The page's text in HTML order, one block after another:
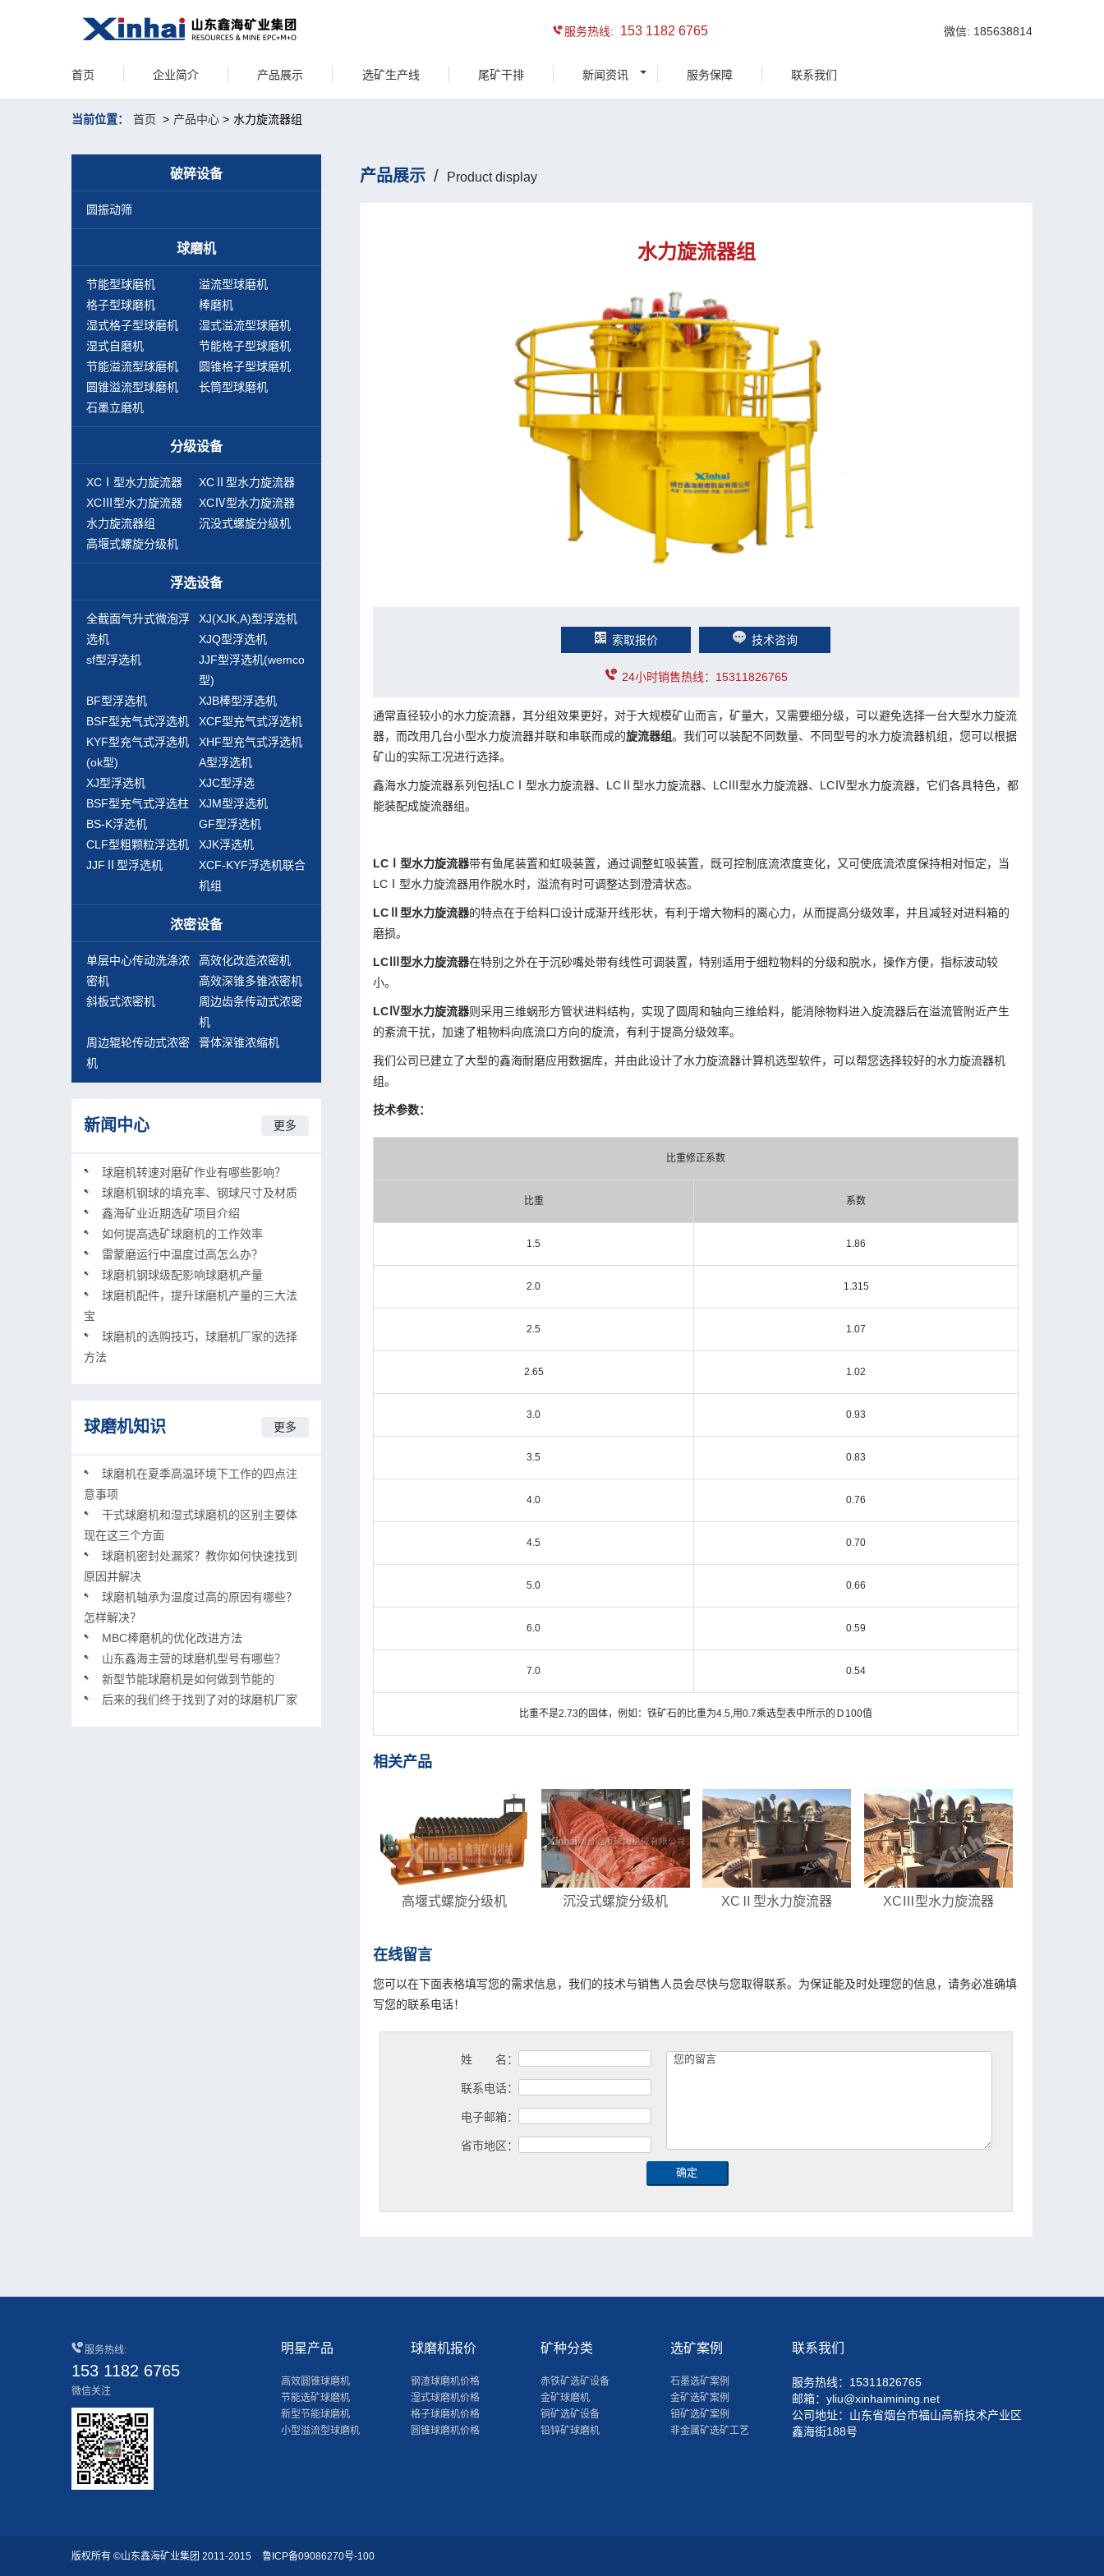
服务热线: 153 1182 6765 微信: 185638814
首页 企业简介 产品展示 选矿生产线 尾矿干排 新闻资讯 服务保障 联系我们
当前位置： 首页 > 产品中心 > 水力旋流器组
产品展示 / Product display
水力旋流器组
索取报价 技术咨询
24小时销售热线：15311826765
通常直径较小的水力旋流器，其分组效果更好，对于大规模矿山而言，矿量大，又需要细分级，可以避免选择一台大型水力旋流
器，而改用几台小型水力旋流器并联和串联而成的旋流器组。我们可以装配不同数量、不同型号的水力旋流器机组，您可以根据
矿山的实际工况进行选择。
鑫海水力旋流器系列包括LCⅠ型水力旋流器、LCⅡ型水力旋流器、LCⅢ型水力旋流器、LCⅣ型水力旋流器，它们各具特色，都
能装配成旋流器组。
LCⅠ型水力旋流器带有鱼尾装置和虹吸装置，通过调整虹吸装置，既可控制底流浓度变化，又可使底流浓度保持相对恒定，当
LCⅠ型水力旋流器用作脱水时，溢流有时可调整达到澄清状态。
LCⅡ型水力旋流器的特点在于给料口设计成渐开线形状，有利于增大物料的离心力，从而提高分级效率，并且减轻对进料箱的
磨损。
LCⅢ型水力旋流器在特别之外在于沉砂嘴处带有线性可调装置，特别适用于细粒物料的分级和脱水，操作方便，指标波动较
小。
LCⅣ型水力旋流器则采用三维蜗形方管状进料结构，实现了圆周和轴向三维给料，能消除物料进入旋流器后在溢流管附近产生
的紊流干扰，加速了粗物料向底流口方向的旋流，有利于提高分级效率。
我们公司已建立了大型的鑫海耐磨应用数据库，并由此设计了水力旋流器计算机选型软件，可以帮您选择较好的水力旋流器机
组。
技术参数：
比重修正系数
比重 系数
1.5 1.86
2.0 1.315
2.5 1.07
2.65 1.02
3.0 0.93
3.5 0.83
4.0 0.76
4.5 0.70
5.0 0.66
6.0 0.59
7.0 0.54
比重不是2.73的固体，例如：铁矿石的比重为4.5,用0.7乘选型表中所示的Ｄ100值
相关产品
高堰式螺旋分级机 沉没式螺旋分级机 XCⅡ型水力旋流器 XCⅢ型水力旋流器
在线留言
您可以在下面表格填写您的需求信息，我们的技术与销售人员会尽快与您取得联系。为保证能及时处理您的信息，请务必准确填
写您的联系电话！
姓 名：
联系电话：
电子邮箱：
省市地区：
破碎设备
圆振动筛
球磨机
节能型球磨机
溢流型球磨机
格子型球磨机
棒磨机
湿式格子型球磨机
湿式溢流型球磨机
湿式自磨机
节能格子型球磨机
节能溢流型球磨机
圆锥格子型球磨机
圆锥溢流型球磨机
长筒型球磨机
石墨立磨机
分级设备
XCⅠ型水力旋流器
XCⅡ型水力旋流器
XCⅢ型水力旋流器
XCⅣ型水力旋流器
水力旋流器组
沉没式螺旋分级机
高堰式螺旋分级机
浮选设备
全截面气升式微泡浮
选机
XJ(XJK,A)型浮选机
XJQ型浮选机
sf型浮选机
JJF型浮选机(wemco
型)
BF型浮选机
XJB棒型浮选机
BSF型充气式浮选机
XCF型充气式浮选机
KYF型充气式浮选机
(ok型)
XHF型充气式浮选机
A型浮选机
XJ型浮选机
XJC型浮选
BSF型充气式浮选柱
XJM型浮选机
BS-K浮选机
GF型浮选机
CLF型粗颗粒浮选机
XJK浮选机
JJFⅡ型浮选机
XCF-KYF浮选机联合
机组
浓密设备
单层中心传动洗涤浓
密机
高效化改造浓密机
高效深锥多锥浓密机
斜板式浓密机
周边齿条传动式浓密
机
周边辊轮传动式浓密
机
膏体深锥浓缩机
新闻中心 更多
球磨机转速对磨矿作业有哪些影响？
球磨机钢球的填充率、钢球尺寸及材质
鑫海矿业近期选矿项目介绍
如何提高选矿球磨机的工作效率
雷蒙磨运行中温度过高怎么办？
球磨机钢球级配影响球磨机产量
球磨机配件，提升球磨机产量的三大法
宝
球磨机的选购技巧，球磨机厂家的选择
方法
球磨机知识 更多
球磨机在夏季高温环境下工作的四点注
意事项
干式球磨机和湿式球磨机的区别主要体
现在这三个方面
球磨机密封处漏浆？教你如何快速找到
原因并解决
球磨机轴承为温度过高的原因有哪些？
怎样解决？
MBC棒磨机的优化改进方法
山东鑫海主营的球磨机型号有哪些？
新型节能球磨机是如何做到节能的
后来的我们终于找到了对的球磨机厂家
服务热线:
153 1182 6765
微信关注
明星产品
高效圆锥球磨机
节能选矿球磨机
新型节能球磨机
小型溢流型球磨机
球磨机报价
钢渣球磨机价格
湿式球磨机价格
格子球磨机价格
圆锥球磨机价格
矿种分类
赤铁矿选矿设备
金矿球磨机
铜矿选矿设备
铅锌矿球磨机
选矿案例
石墨选矿案例
金矿选矿案例
钼矿选矿案例
非金属矿选矿工艺
联系我们
服务热线：15311826765
邮箱：yliu@xinhaimining.net
公司地址：山东省烟台市福山高新技术产业区
鑫海街188号
版权所有 ©山东鑫海矿业集团 2011-2015 鲁ICP备09086270号-100